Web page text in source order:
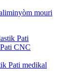
mouri
Pati medikal